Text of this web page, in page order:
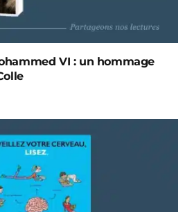
VI : un hommage